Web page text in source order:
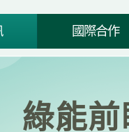
國際合作
綠能